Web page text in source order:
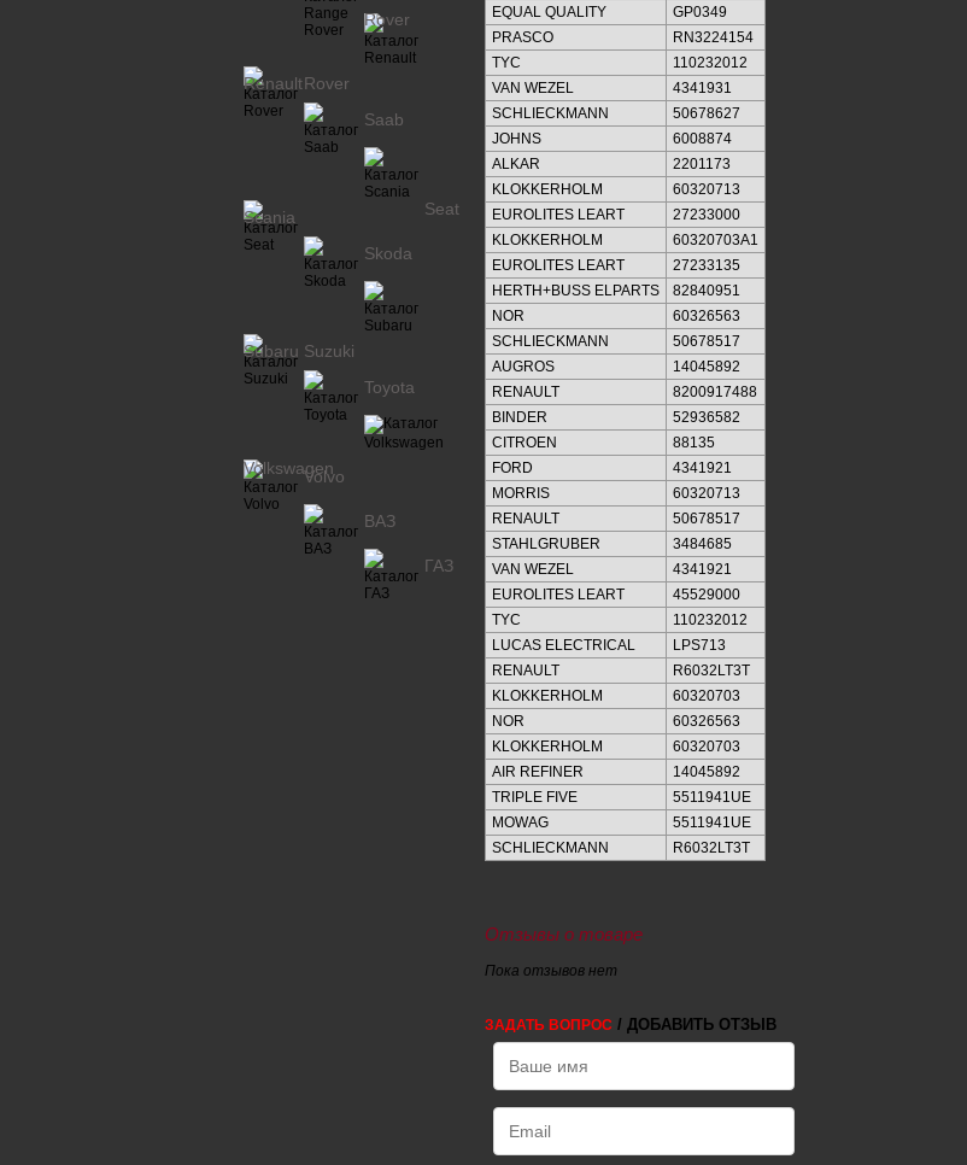
EQUAL QUALITY
GP0349
PRASCO
RN3224154
TYC
110232012
VAN WEZEL
4341931
SCHLIECKMANN
50678627
JOHNS
6008874
ALKAR
2201173
KLOKKERHOLM
60320713
EUROLITES LEART
27233000
KLOKKERHOLM
60320703A1
EUROLITES LEART
27233135
HERTH+BUSS ELPARTS
82840951
NOR
60326563
SCHLIECKMANN
50678517
AUGROS
14045892
RENAULT
8200917488
BINDER
52936582
CITROEN
88135
FORD
4341921
MORRIS
60320713
RENAULT
50678517
STAHLGRUBER
3484685
VAN WEZEL
4341921
EUROLITES LEART
45529000
TYC
110232012
LUCAS ELECTRICAL
LPS713
RENAULT
R6032LT3T
KLOKKERHOLM
60320703
NOR
60326563
KLOKKERHOLM
60320703
AIR REFINER
14045892
TRIPLE FIVE
5511941UE
MOWAG
5511941UE
SCHLIECKMANN
R6032LT3T
Отзывы о товаре
Пока отзывов нет
ЗАДАТЬ ВОПРОС / ДОБАВИТЬ ОТЗЫВ
Rover
RenaultRover
Saab
Scania Seat
Skoda
Subaru Suzuki
Toyota
Volkswagen
Volvo
ВАЗ
ГАЗ